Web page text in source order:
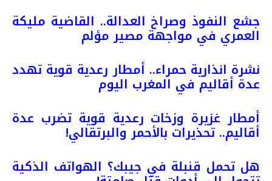
جشع النفوذ وصراخ العدالة.. القاضية مليكة
العمري في مواجهة مصير مؤلم
نشرة انذارية حمراء.. أمطار رعدية قوية تهدد
عدة أقاليم في المغرب اليوم
أمطار غزيرة وزخات رعدية قوية تضرب عدة
أقاليم.. تحذيرات بالأحمر والبرتقالي!
هل تحمل قنبلة في جيبك؟ الهواتف الذكية